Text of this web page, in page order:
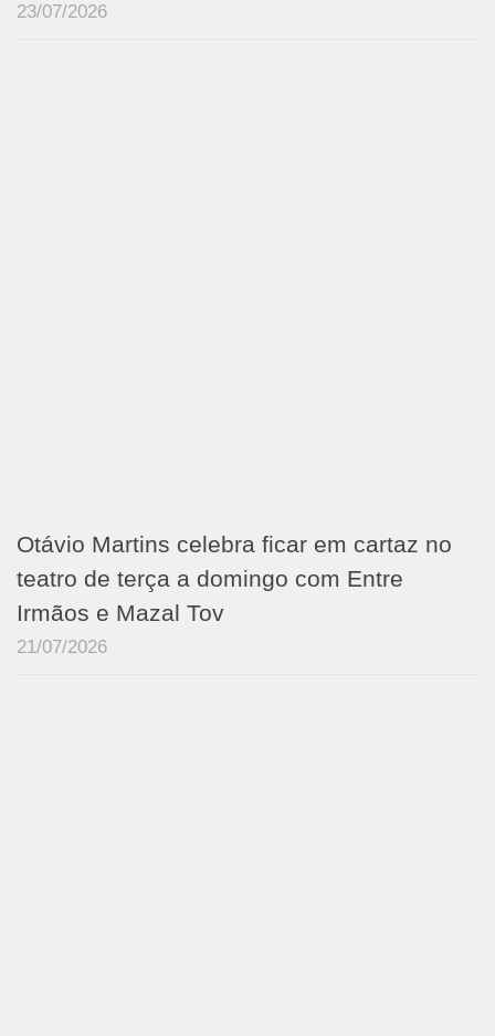
23/07/2026
Otávio Martins celebra ficar em cartaz no
teatro de terça a domingo com Entre
Irmãos e Mazal Tov
21/07/2026